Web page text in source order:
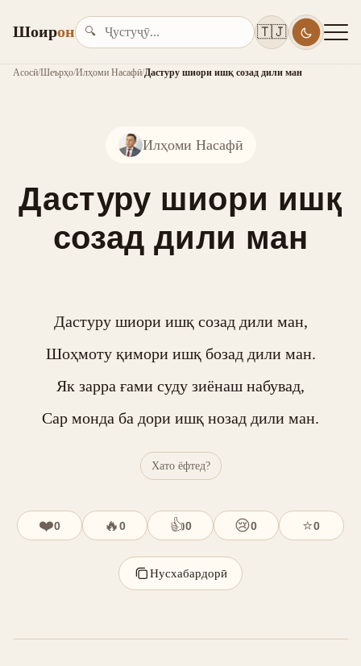
Шоирон 🔍 🇹🇯
Асосӣ/Шеърҳо/Илҳоми Насафӣ/Дастуру шиори ишқ созад дили ман
Илҳоми Насафӣ
Дастуру шиори ишқ
созад дили ман
Дастуру шиори ишқ созад дили ман,
Шоҳмоту қимори ишқ бозад дили ман.
Як зарра ғами суду зиёнаш набувад,
Сар монда ба дори ишқ нозад дили ман.
Хато ёфтед?
❤️0 🔥0 👍0 😢0 ⭐0
Нусхабардорӣ